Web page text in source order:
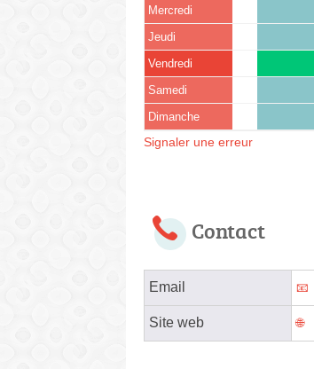
Mercredi
Jeudi
Vendredi
Samedi
Dimanche
Signaler une erreur
Contact
Email
Site web